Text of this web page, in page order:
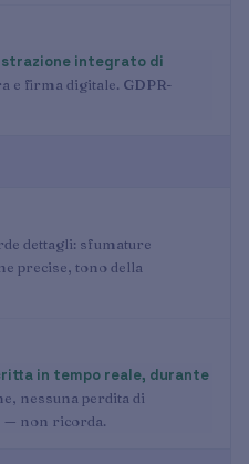
integrato di
e firma digitale. GDPR-
dettagli: sfumature
precise, tono della
in tempo reale, durante
nessuna perdita di
— non ricorda.